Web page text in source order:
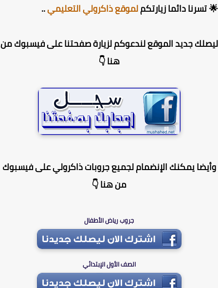
تسرنا دائما زيارتكملموقع ذاكرولي التعليمي..
جديد الموقع لندعوكم لزيارة صفحتنا على فيسبوك من
هنا 👇
يمكنك الإنضمام لجميع جروبات ذاكرولي على فيسبوك
من هنا 👇
جروب رياض الأطفال
الصف الأول الإبتدائي